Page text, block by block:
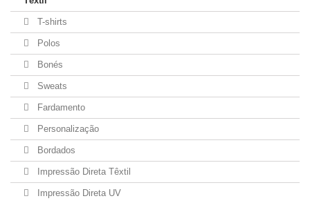
T-shirts
Polos
Bonés
Sweats
Fardamento
Personalização
Bordados
Impressão Direta Têxtil
Impressão Direta UV